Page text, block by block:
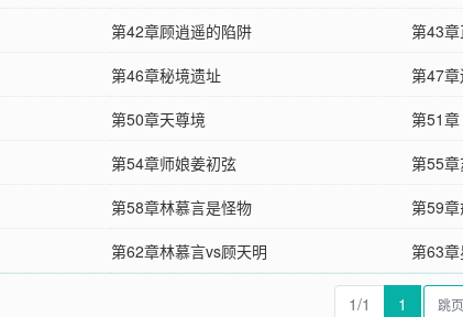
第42章顾逍遥的陷阱 第43
第46章秘境遗址 第47
第50章天尊境 第51
第54章师娘姜初弦 第55
第58章林慕言是怪物 第59
第62章林慕言vs顾天明 第63
1/1 1